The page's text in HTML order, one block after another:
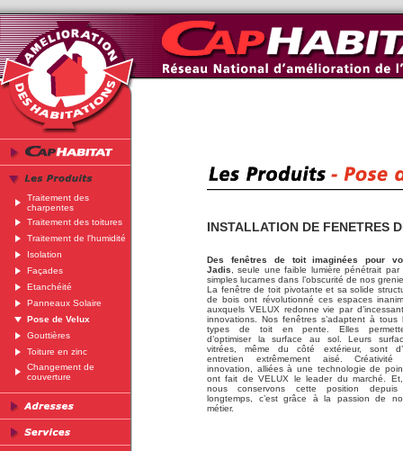
Traitement des
charpentes
Traitement des toitures
Traitement de l'humidité
Isolation
Façades
Etanchéité
Panneaux Solaire
Pose de Velux
Gouttières
Toiture en zinc
Changement de
couverture
INSTALLATION DE FENETRES
Des fenêtres de toit imaginées pour
Jadis , seule une faible lumière pénétrait par
simples lucarnes dans l’obscurité de nos
La fenêtre de toit pivotante et sa solide
de bois ont révolutionné ces espaces
auxquels VELUX redonne vie par
innovations. Nos fenêtres s’adaptent à tous
types de toit en pente. Elles
d’optimiser la surface au sol. Leurs
vitrées, même du côté extérieur, sont
entretien extrêmement aisé. Créativité
innovation, alliées à une technologie de
ont fait de VELUX le leader du marché.
nous conservons cette position
longtemps, c’est grâce à la passion de
métier.